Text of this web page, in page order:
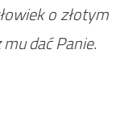
o złotym
dać Panie.